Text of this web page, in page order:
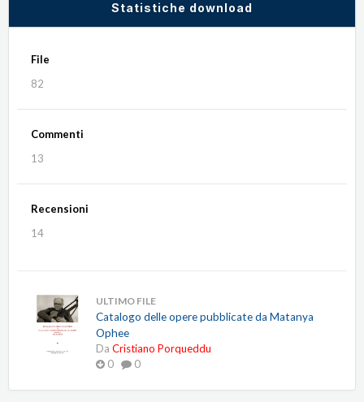
Statistiche download
File
82
Commenti
13
Recensioni
14
ULTIMO FILE
Catalogo delle opere pubblicate da Matanya
Ophee
Da Cristiano Porqueddu
0
0